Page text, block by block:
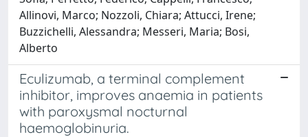
Allinovi, Marco; Nozzoli, Chiara; Attucci, Irene;
Buzzichelli, Alessandra; Messeri, Maria; Bosi,
Alberto
Eculizumab, a terminal complement
inhibitor, improves anaemia in patients
with paroxysmal nocturnal
haemoglobinuria.